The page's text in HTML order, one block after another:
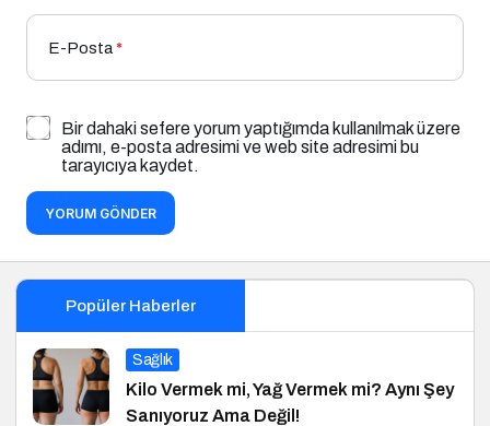
E-Posta*
Bir dahaki sefere yorum yaptığımda kullanılmak üzere
adımı, e-posta adresimi ve web site adresimi bu
tarayıcıya kaydet.
YORUM GÖNDER
Popüler Haberler
Sağlık
Kilo Vermek mi, Yağ Vermek mi? Aynı Şey
Sanıyoruz Ama Değil!